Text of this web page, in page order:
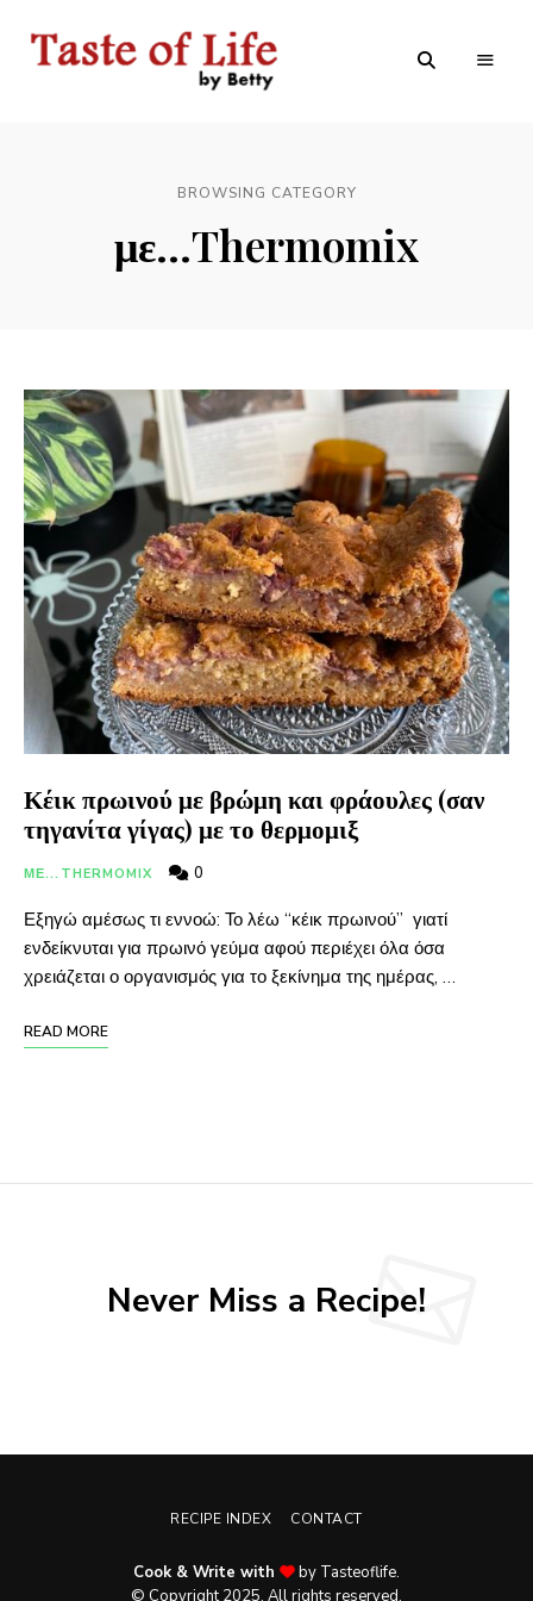
BROWSING CATEGORY
με…Thermomix
Κέικ πρωινού με βρώμη και φράουλες (σαν
τηγανίτα γίγας) με το θερμομιξ
ΜΕ...THERMOMIX 0
Εξηγώ αμέσως τι εννοώ: Το λέω “κέικ πρωινού” γιατί
ενδείκνυται για πρωινό γεύμα αφού περιέχει όλα όσα
χρειάζεται ο οργανισμός για το ξεκίνημα της ημέρας, …
READ MORE
Never Miss a Recipe!
RECIPE INDEX CONTACT
Cook & Write with
by Tasteoflife.
© Copyright 2025. All rights reserved.